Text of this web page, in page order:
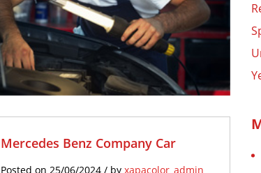
Mercedes Benz Company Car
Posted on 25/06/2024 / by xapacolor_admin